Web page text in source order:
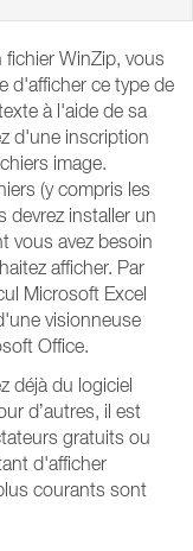
WinZip, vous
d'afficher ce type de
à l'aide de sa
d'une inscription
image.
(y compris les
devrez installer un
vous avez besoin
afficher. Par
Microsoft Excel
visionneuse
Office.
déjà du logiciel
d’autres, il est
gratuits ou
d'afficher
courants sont